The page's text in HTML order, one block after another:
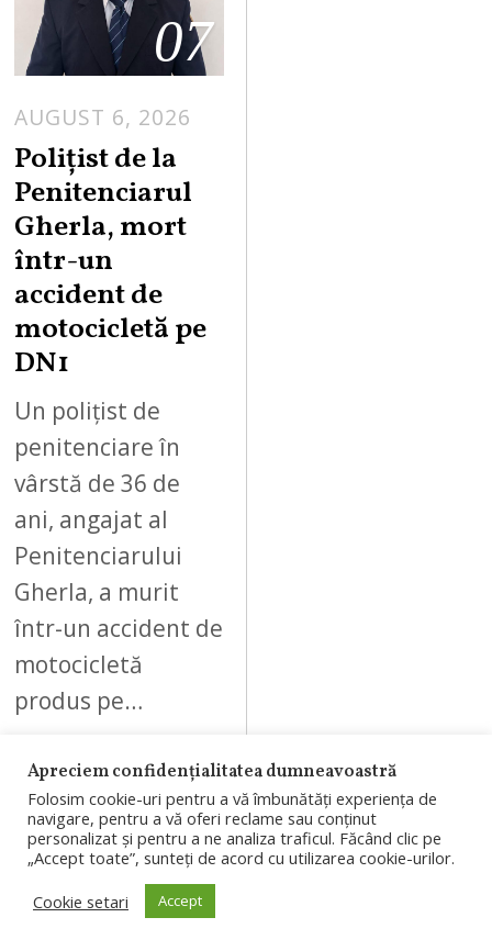
07
AUGUST 6, 2026
Polițist de la
Penitenciarul
Gherla, mort
într-un
accident de
motocicletă pe
DN1
Un polițist de
penitenciare în
vârstă de 36 de
ani, angajat al
Penitenciarului
Gherla, a murit
într-un accident de
motocicletă
produs pe…
08
Apreciem confidențialitatea dumneavoastră
Folosim cookie-uri pentru a vă îmbunătăți experiența de
navigare, pentru a vă oferi reclame sau conținut
personalizat și pentru a ne analiza traficul. Făcând clic pe
„Accept toate”, sunteți de acord cu utilizarea cookie-urilor.
Cookie setari
Accept